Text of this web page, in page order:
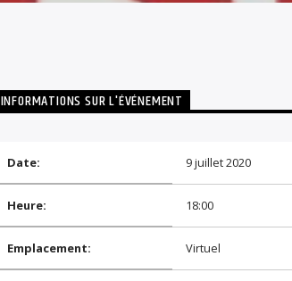
INFORMATIONS SUR L'ÉVÉNEMENT
Date: 9 juillet 2020
Heure: 18:00
Emplacement: Virtuel